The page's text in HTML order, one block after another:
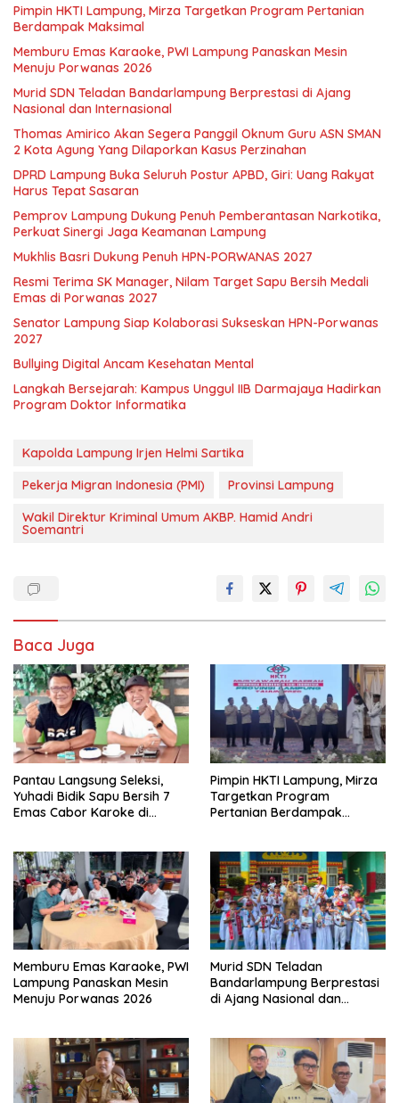
Pimpin HKTI Lampung, Mirza Targetkan Program Pertanian
Berdampak Maksimal
Memburu Emas Karaoke, PWI Lampung Panaskan Mesin
Menuju Porwanas 2026
Murid SDN Teladan Bandarlampung Berprestasi di Ajang
Nasional dan Internasional
Thomas Amirico Akan Segera Panggil Oknum Guru ASN SMAN
2 Kota Agung Yang Dilaporkan Kasus Perzinahan
DPRD Lampung Buka Seluruh Postur APBD, Giri: Uang Rakyat
Harus Tepat Sasaran
Pemprov Lampung Dukung Penuh Pemberantasan Narkotika,
Perkuat Sinergi Jaga Keamanan Lampung
Mukhlis Basri Dukung Penuh HPN-PORWANAS 2027
Resmi Terima SK Manager, Nilam Target Sapu Bersih Medali
Emas di Porwanas 2027
Senator Lampung Siap Kolaborasi Sukseskan HPN-Porwanas
2027
Bullying Digital Ancam Kesehatan Mental
Langkah Bersejarah: Kampus Unggul IIB Darmajaya Hadirkan
Program Doktor Informatika
Kapolda Lampung Irjen Helmi Sartika
Pekerja Migran Indonesia (PMI)
Provinsi Lampung
Wakil Direktur Kriminal Umum AKBP. Hamid Andri
Soemantri
Baca Juga
Pantau Langsung Seleksi,
Yuhadi Bidik Sapu Bersih 7
Emas Cabor Karoke di
Pimpin HKTI Lampung, Mirza
Targetkan Program
Pertanian Berdampak
Memburu Emas Karaoke, PWI
Lampung Panaskan Mesin
Menuju Porwanas 2026
Murid SDN Teladan
Bandarlampung Berprestasi
di Ajang Nasional dan